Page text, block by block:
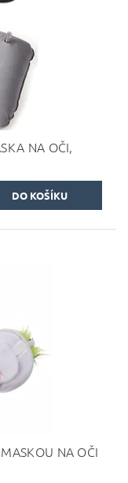
NA OČI,
NA OČI